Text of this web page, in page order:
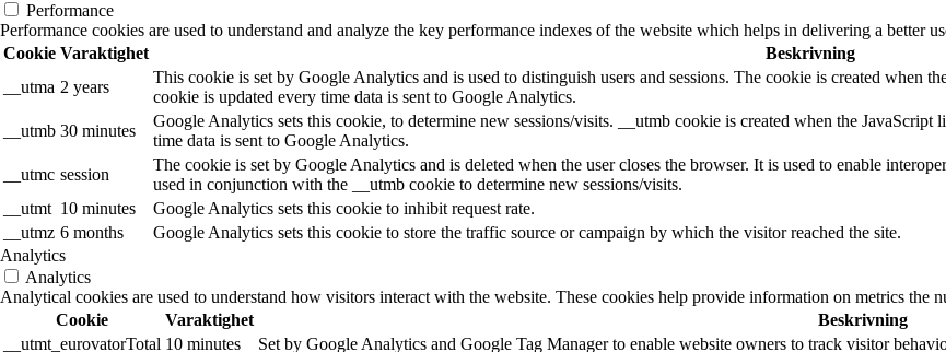
Performance
Performance cookies are used to understand and analyze the key performance indexes of the website which helps in delivering a better
Cookie Varaktighet
Beskrivning
__utma 2 years
This cookie is set by Google Analytics and is used to distinguish users and sessions. The cookie is created when
cookie is updated every time data is sent to Google Analytics.
__utmb 30 minutes
Google Analytics sets this cookie, to determine new sessions/visits. __utmb cookie is created when the
time data is sent to Google Analytics.
__utmc session
The cookie is set by Google Analytics and is deleted when the user closes the browser. It is used to enable
used in conjunction with the __utmb cookie to determine new sessions/visits.
__utmt 10 minutes
Google Analytics sets this cookie to inhibit request rate.
__utmz 6 months
Google Analytics sets this cookie to store the traffic source or campaign by which the visitor reached the site.
Analytics
Analytics
Analytical cookies are used to understand how visitors interact with the website. These cookies help provide information on metrics the
Cookie
Varaktighet
Beskrivning
__utmt_eurovatorTotal 10 minutes Set by Google Analytics and Google Tag Manager to enable website owners to track visitor